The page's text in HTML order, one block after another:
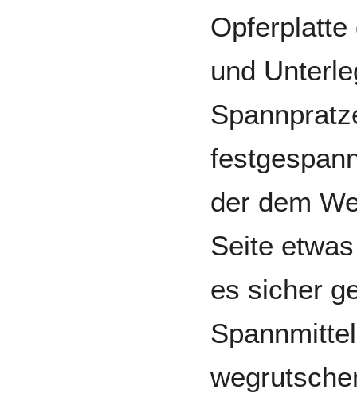
Opferplatte
und
der dem
Seite
es sicher